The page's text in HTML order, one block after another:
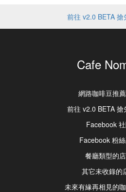
前往 v2.0 BETA 搶
Cafe
網路咖啡豆推
前往 v2.0 BETA 搶
Facebook
Facebook 粉
餐廳類型的
其它未收錄的
未來有緣再相見的